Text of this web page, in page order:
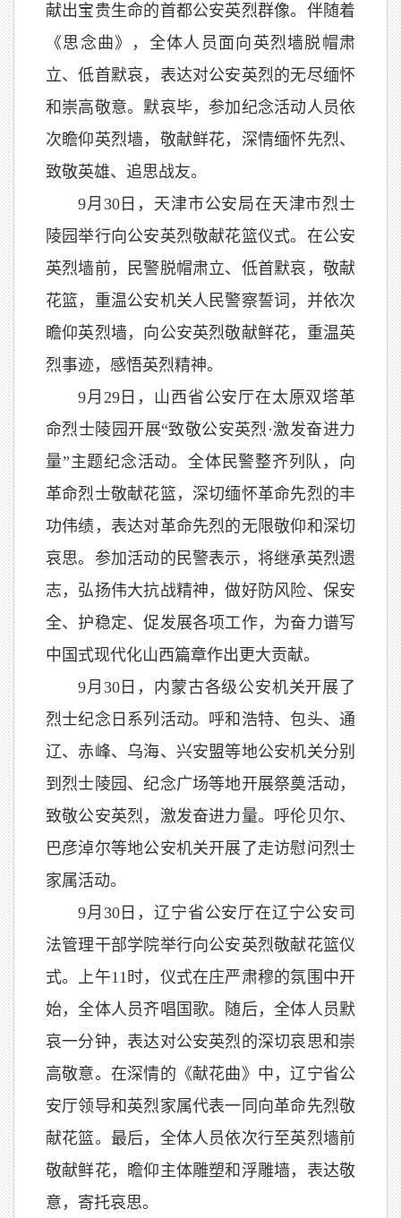
献出宝贵生命的首都公安英烈群像。伴随着
《思念曲》，全体人员面向英烈墙脱帽肃
立、低首默哀，表达对公安英烈的无尽缅怀
和崇高敬意。默哀毕，参加纪念活动人员依
次瞻仰英烈墙，敬献鲜花，深情缅怀先烈、
致敬英雄、追思战友。
9月30日，天津市公安局在天津市烈士
陵园举行向公安英烈敬献花篮仪式。在公安
英烈墙前，民警脱帽肃立、低首默哀，敬献
花篮，重温公安机关人民警察誓词，并依次
瞻仰英烈墙，向公安英烈敬献鲜花，重温英
烈事迹，感悟英烈精神。
9月29日，山西省公安厅在太原双塔革
命烈士陵园开展“致敬公安英烈·激发奋进力
量”主题纪念活动。全体民警整齐列队，向
革命烈士敬献花篮，深切缅怀革命先烈的丰
功伟绩，表达对革命先烈的无限敬仰和深切
哀思。参加活动的民警表示，将继承英烈遗
志，弘扬伟大抗战精神，做好防风险、保安
全、护稳定、促发展各项工作，为奋力谱写
中国式现代化山西篇章作出更大贡献。
9月30日，内蒙古各级公安机关开展了
烈士纪念日系列活动。呼和浩特、包头、通
辽、赤峰、乌海、兴安盟等地公安机关分别
到烈士陵园、纪念广场等地开展祭奠活动，
致敬公安英烈，激发奋进力量。呼伦贝尔、
巴彦淖尔等地公安机关开展了走访慰问烈士
家属活动。
9月30日，辽宁省公安厅在辽宁公安司
法管理干部学院举行向公安英烈敬献花篮仪
式。上午11时，仪式在庄严肃穆的氛围中开
始，全体人员齐唱国歌。随后，全体人员默
哀一分钟，表达对公安英烈的深切哀思和崇
高敬意。在深情的《献花曲》中，辽宁省公
安厅领导和英烈家属代表一同向革命先烈敬
献花篮。最后，全体人员依次行至英烈墙前
敬献鲜花，瞻仰主体雕塑和浮雕墙，表达敬
意，寄托哀思。